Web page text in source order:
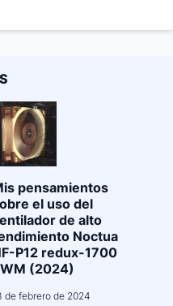
pensamientos
el uso del
de alto
Noctua
P12 redux-1700
(2024)
de febrero de 2024